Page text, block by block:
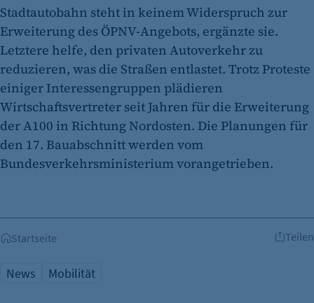
Stadtautobahn steht in keinem Widerspruch zur
Erweiterung des ÖPNV-Angebots, ergänzte sie.
Letztere helfe, den privaten Autoverkehr zu
reduzieren, was die Straßen entlastet. Trotz Proteste
einiger Interessengruppen plädieren
Wirtschaftsvertreter seit Jahren für die Erweiterung
der A100 in Richtung Nordosten. Die Planungen für
den 17. Bauabschnitt werden vom
Bundesverkehrsministerium vorangetrieben.
Startseite Teilen
News Mobilität